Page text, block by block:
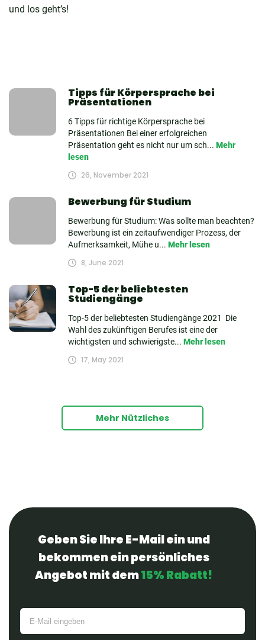
und los geht’s!
Tipps für Körpersprache bei
Präsentationen
6 Tipps für richtige Körpersprache bei
Präsentationen Bei einer erfolgreichen
Präsentation geht es nicht nur um sch... Mehr
lesen
26, November 2021
Bewerbung für Studium
Bewerbung für Studium: Was sollte man beachten?
Bewerbung ist ein zeitaufwendiger Prozess, der
Aufmerksamkeit, Mühe u... Mehr lesen
8, June 2021
Top-5 der beliebtesten
Studiengänge
Top-5 der beliebtesten Studiengänge 2021 Die
Wahl des zukünftigen Berufes ist eine der
wichtigsten und schwierigste... Mehr lesen
17, May 2021
Mehr Nützliches
Geben Sie Ihre E-Mail ein und
bekommen ein persönliches
Angebot mit dem15% Rabatt!